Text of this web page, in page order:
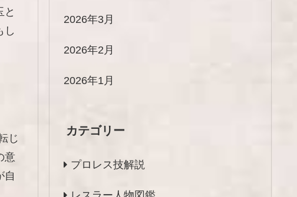
と
し
じ
意
自
2026年3月
2026年2月
2026年1月
カテゴリー
プロレス技解説